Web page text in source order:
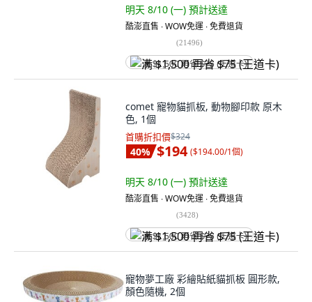
明天 8/10 (一) 預計送達
酷澎直售 ∙ WOW免運 ∙ 免費退貨
(21496)
满 $1,500 再省 $75 (王道卡)
comet 寵物貓抓板, 動物腳印款 原木
色, 1個
首購折扣價$324
40% $194 ($194.00/1個)
明天 8/10 (一) 預計送達
酷澎直售 ∙ WOW免運 ∙ 免費退貨
(3428)
满 $1,500 再省 $75 (王道卡)
寵物夢工廠 彩繪貼紙貓抓板 圓形款,
顏色隨機, 2個